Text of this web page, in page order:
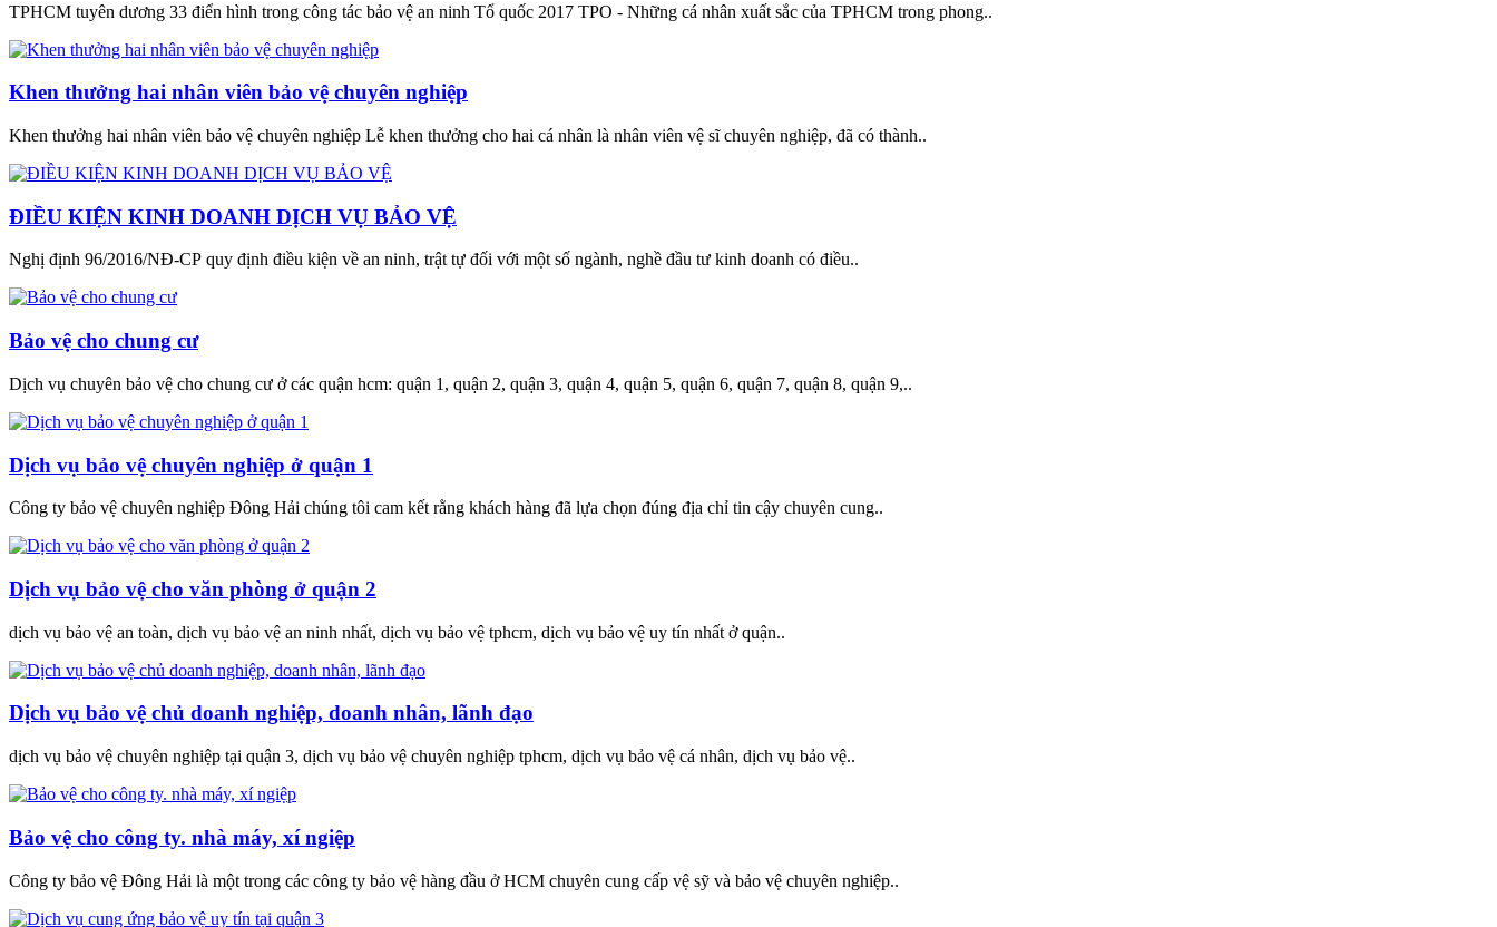
TPHCM tuyên dương 33 điển hình trong công tác bảo vệ an ninh Tổ quốc 2017 TPO - Những cá nhân xuất sắc của TPHCM trong phong..
Khen thưởng hai nhân viên bảo vệ chuyên nghiệp
Khen thưởng hai nhân viên bảo vệ chuyên nghiệp Lễ khen thưởng cho hai cá nhân là nhân viên vệ sĩ chuyên nghiệp, đã có thành..
ĐIỀU KIỆN KINH DOANH DỊCH VỤ BẢO VỆ
Nghị định 96/2016/NĐ-CP quy định điều kiện về an ninh, trật tự đối với một số ngành, nghề đầu tư kinh doanh có điều..
Bảo vệ cho chung cư
Dịch vụ chuyên bảo vệ cho chung cư ở các quận hcm: quận 1, quận 2, quận 3, quận 4, quận 5, quận 6, quận 7, quận 8, quận 9,..
Dịch vụ bảo vệ chuyên nghiệp ở quận 1
Công ty bảo vệ chuyên nghiệp Đông Hải chúng tôi cam kết rằng khách hàng đã lựa chọn đúng địa chỉ tin cậy chuyên cung..
Dịch vụ bảo vệ cho văn phòng ở quận 2
dịch vụ bảo vệ an toàn, dịch vụ bảo vệ an ninh nhất, dịch vụ bảo vệ tphcm, dịch vụ bảo vệ uy tín nhất ở quận..
Dịch vụ bảo vệ chủ doanh nghiệp, doanh nhân, lãnh đạo
dịch vụ bảo vệ chuyên nghiệp tại quận 3, dịch vụ bảo vệ chuyên nghiệp tphcm, dịch vụ bảo vệ cá nhân, dịch vụ bảo vệ..
Bảo vệ cho công ty. nhà máy, xí ngiệp
Công ty bảo vệ Đông Hải là một trong các công ty bảo vệ hàng đầu ở HCM chuyên cung cấp vệ sỹ và bảo vệ chuyên nghiệp..